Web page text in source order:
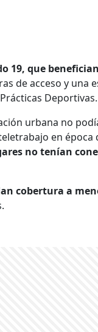
19, que
de acceso y una
Deportivas.
urbana no
en
no tenían
cobertura a